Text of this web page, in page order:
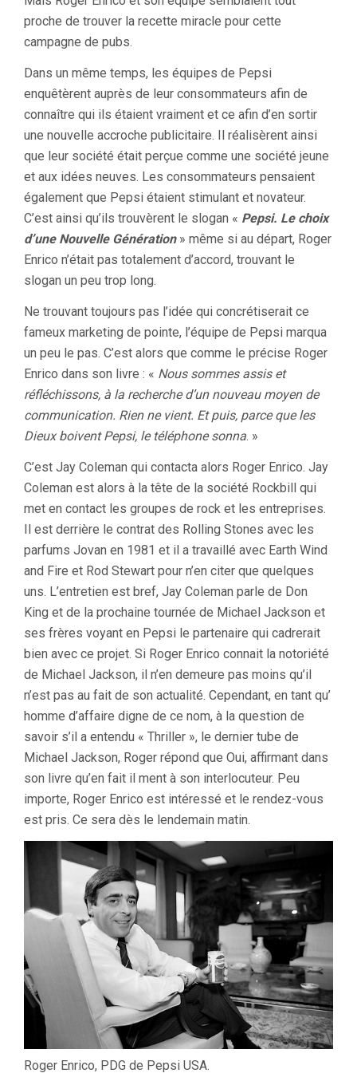
proche de trouver la recette miracle pour cette
campagne de pubs.
Dans un même temps, les équipes de Pepsi
enquêtèrent auprès de leur consommateurs afin de
connaître qui ils étaient vraiment et ce afin d’en sortir
une nouvelle accroche publicitaire. Il réalisèrent ainsi
que leur société était perçue comme une société jeune
et aux idées neuves. Les consommateurs pensaient
également que Pepsi étaient stimulant et novateur.
C’est ainsi qu’ils trouvèrent le slogan « Pepsi. Le choix
d’une Nouvelle Génération» même si au départ, Roger
Enrico n’était pas totalement d’accord, trouvant le
slogan un peu trop long.
Ne trouvant toujours pas l’idée qui concrétiserait ce
fameux marketing de pointe, l’équipe de Pepsi marqua
un peu le pas. C’est alors que comme le précise Roger
Enrico dans son livre : « Nous sommes assis et
réfléchissons, à la recherche d’un nouveau moyen de
communication. Rien ne vient. Et puis, parce que les
Dieux boivent Pepsi, le téléphone sonna. »
C’est Jay Coleman qui contacta alors Roger Enrico. Jay
Coleman est alors à la tête de la société Rockbill qui
met en contact les groupes de rock et les entreprises.
Il est derrière le contrat des Rolling Stones avec les
parfums Jovan en 1981 et il a travaillé avec Earth Wind
and Fire et Rod Stewart pour n’en citer que quelques
uns. L’entretien est bref, Jay Coleman parle de Don
King et de la prochaine tournée de Michael Jackson et
ses frères voyant en Pepsi le partenaire qui cadrerait
bien avec ce projet. Si Roger Enrico connait la notoriété
de Michael Jackson, il n’en demeure pas moins qu’il
n’est pas au fait de son actualité. Cependant, en tant qu’
homme d’affaire digne de ce nom, à la question de
savoir s’il a entendu « Thriller », le dernier tube de
Michael Jackson, Roger répond que Oui, affirmant dans
son livre qu’en fait il ment à son interlocuteur. Peu
importe, Roger Enrico est intéressé et le rendez-vous
est pris. Ce sera dès le lendemain matin.
Roger Enrico, PDG de Pepsi USA.